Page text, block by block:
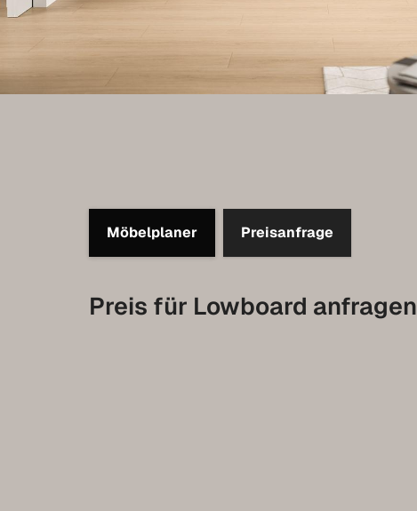
Möbelplaner Preisanfrage
Preis für Lowboard anfragen